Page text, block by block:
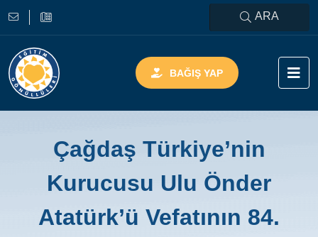
ARA
BAĞIŞ YAP
Çağdaş Türkiye’nin
Kurucusu Ulu Önder
Atatürk’ü Vefatının 84.